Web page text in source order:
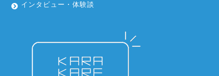
インタビュー・体験談